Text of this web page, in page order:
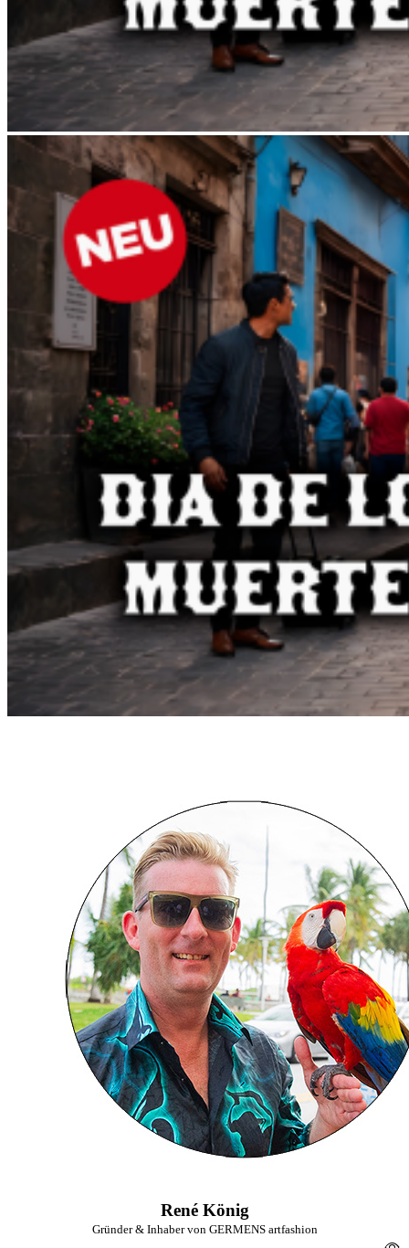
René König
Gründer & Inhaber von GERMENS artfashion